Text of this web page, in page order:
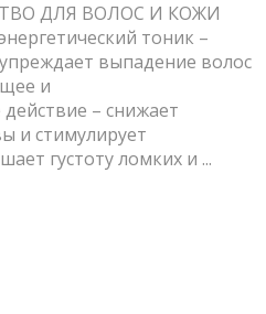
ДЛЯ ВОЛОС И КОЖИ
тоник –
выпадение волос
и
– снижает
и стимулирует
густоту ломких и ...